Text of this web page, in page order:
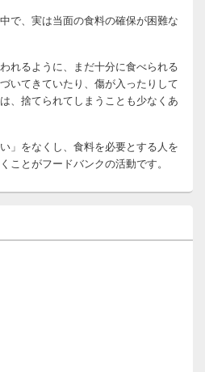
で、実は当面の食料の確保が困難な
れるように、まだ十分に食べられる
いてきていたり、傷が入ったりして
、捨てられてしまうことも少なくあ
」をなくし、食料を必要とする人を
ことがフードバンクの活動です。